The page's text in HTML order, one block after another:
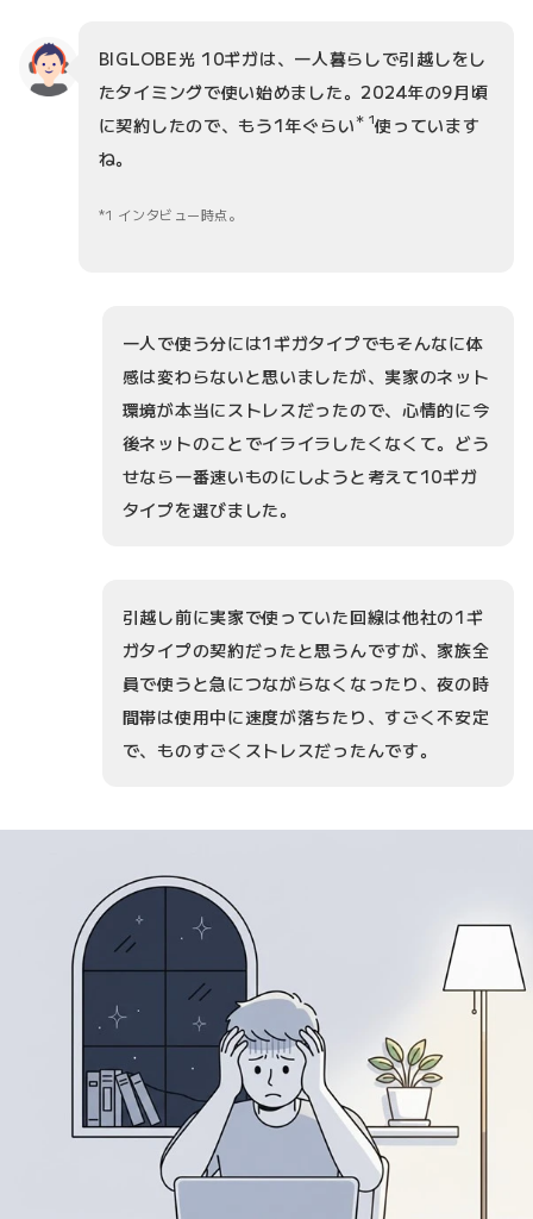
BIGLOBE光 10ギガは、一人暮らしで引越しをし
たタイミングで使い始めました。2024年の9月頃
に契約したので、もう1年ぐらい ＊1使っています
ね。
1 インタビュー時点。
一人で使う分には1ギガタイプでもそんなに体
感は変わらないと思いましたが、実家のネット
環境が本当にストレスだったので、心情的に今
後ネットのことでイライラしたくなくて。どう
せなら一番速いものにしようと考えて10ギガ
タイプを選びました。
引越し前に実家で使っていた回線は他社の1ギ
ガタイプの契約だったと思うんですが、家族全
員で使うと急につながらなくなったり、夜の時
間帯は使用中に速度が落ちたり、すごく不安定
で、ものすごくストレスだったんです。